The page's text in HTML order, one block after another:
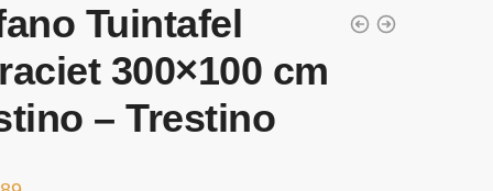
Tuintafel
300×100 cm
– Trestino